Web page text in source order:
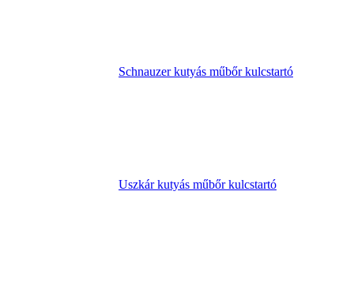
Schnauzer kutyás műbőr kulcstartó
Uszkár kutyás műbőr kulcstartó